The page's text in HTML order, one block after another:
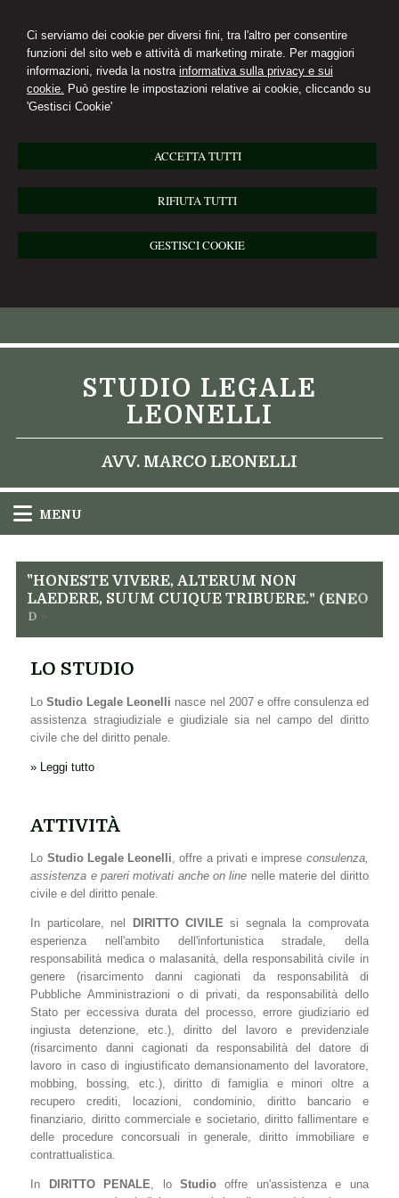
Ci serviamo dei cookie per diversi fini, tra l'altro per consentire
funzioni del sito web e attività di marketing mirate. Per maggiori
informazioni, riveda la nostra informativa sulla privacy e sui
cookie. Può gestire le impostazioni relative ai cookie, cliccando su
'Gestisci Cookie'
ACCETTA TUTTI
RIFIUTA TUTTI
GESTISCI COOKIE
STUDIO LEGALE
LEONELLI
AVV. MARCO LEONELLI
MENU
"HONESTE VIVERE, ALTERUM NON
LAEDERE, SUUM CUIQUE TRIBUERE." (ENEO
D O
LO STUDIO
LoStudio Legale Leonelli nasce nel 2007 e offre consulenza ed
assistenza stragiudiziale e giudiziale sia nel campo del diritto
civile che del diritto penale.
» Leggi tutto
ATTIVITÀ
Lo Studio Legale Leonelli, offre a privati e imprese consulenza,
assistenza e pareri motivati anche on line nelle materie del diritto
civile e del diritto penale.
In particolare, nel DIRITTO CIVILEsi segnala la comprovata
esperienza nell'ambito dell'infortunistica stradale, della
responsabilità medica o malasanità, della responsabilità civile in
genere (risarcimento danni cagionati da responsabilità di
Pubbliche Amministrazioni o di privati, da responsabilità dello
Stato per eccessiva durata del processo, errore giudiziario ed
ingiusta detenzione, etc.), diritto del lavoro e previdenziale
(risarcimento danni cagionati da responsabilità del datore di
lavoro in caso di ingiustificato demansionamento del lavoratore,
mobbing, bossing, etc.), diritto di famiglia e minori oltre a
recupero crediti, locazioni, condominio, diritto bancario e
finanziario, diritto commerciale e societario, diritto fallimentare e
delle procedure concorsuali in generale, diritto immobiliare e
contrattualistica.
In DIRITTO PENALE, loStudio offre un'assistenza e una